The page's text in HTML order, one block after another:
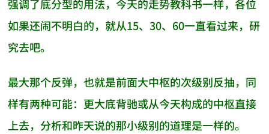
强调了底分型的用法，今天的走势教科书一样，各位
如果还闹不明白的，就从15、30、60一直看过来，研
究去吧。
最大那个反弹，也就是前面大中枢的次级别反抽，同
样有两种可能：更大底背驰或从今天构成的中枢直接
上去，分析和昨天说的那小级别的道理是一样的。